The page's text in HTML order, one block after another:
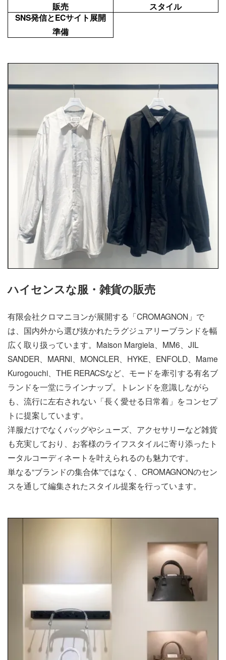
販売
スタイル
SNS発信とECサイト展開
準備
ハイセンスな服・雑貨の販売
有限会社クロマニヨンが展開する「CROMAGNON」で
は、国内外から選び抜かれたラグジュアリーブランドを幅
広く取り扱っています。Maison Margiela、MM6、JIL
SANDER、MARNI、MONCLER、HYKE、ENFOLD、Mame
Kurogouchi、THE RERACSなど、モードを牽引する有名ブ
ランドを一堂にラインナップ。トレンドを意識しながら
も、流行に左右されない「長く愛せる日常着」をコンセプ
トに提案しています。
洋服だけでなくバッグやシューズ、アクセサリーなど雑貨
も充実しており、お客様のライフスタイルに寄り添ったト
ータルコーディネートを叶えられるのも魅力です。
単なる“ブランドの集合体”ではなく、CROMAGNONのセン
スを通して編集されたスタイル提案を行っています。